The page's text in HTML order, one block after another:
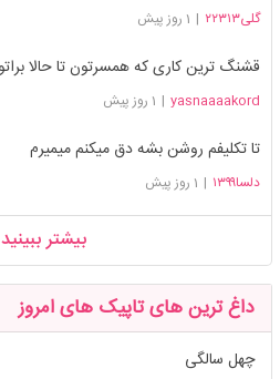
گلی۲۲۳۱۳ | 1 روز پیش
قشنگ ترین کاری که همسرتون تا حالا
yasnaaaakord
| 1 روز پیش
تا تکلیفم روشن بشه دق میکنم میمیرم
دلسا۱۳۹۹ | 1 روز پیش
بیشتر ببینید
داغ ترین های تاپیک های امروز
چهل سالگی